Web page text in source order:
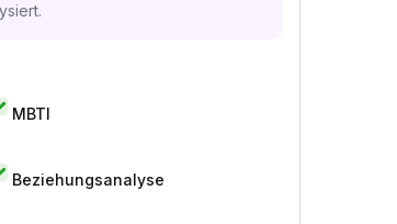
MBTI
Beziehungsanalyse